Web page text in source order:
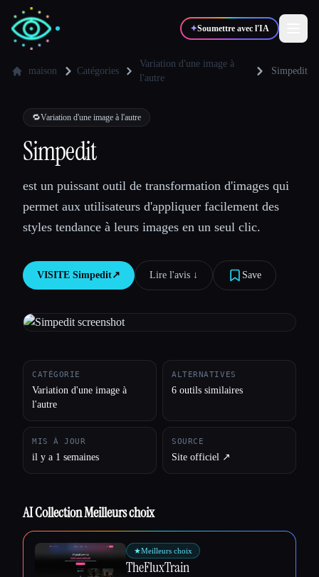
✦Soumettre avec l'IA
💻Développeurs
🎓Étudiants 🎬 Créateurs
Blog
Comparer les outils
À propos
maison Catégories
Variation d'une image à
l'autre
Simpedit
🔁Variation d'une image à l'autre
Simpedit
est un puissant outil de transformation d'images qui
permet aux utilisateurs d'appliquer facilement des
styles tendance à leurs images en un seul clic.
VISITE Simpedit↗︎ Lire l'avis ↓︎ Save
CATÉGORIE
Variation d'une image à
l'autre
ALTERNATIVES
6 outils similaires
MIS À JOUR
il y a 1 semaines
SOURCE
Site officiel ↗︎
AI Collection Meilleurs choix
★Meilleurs choix
TheFluxTrain